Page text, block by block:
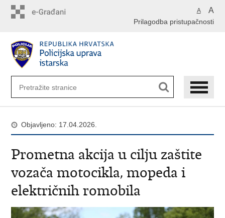
A A
Prilagodba pristupačnosti
Objavljeno: 17.04.2026.
Prometna akcija u cilju zaštite
vozača motocikla, mopeda i
električnih romobila